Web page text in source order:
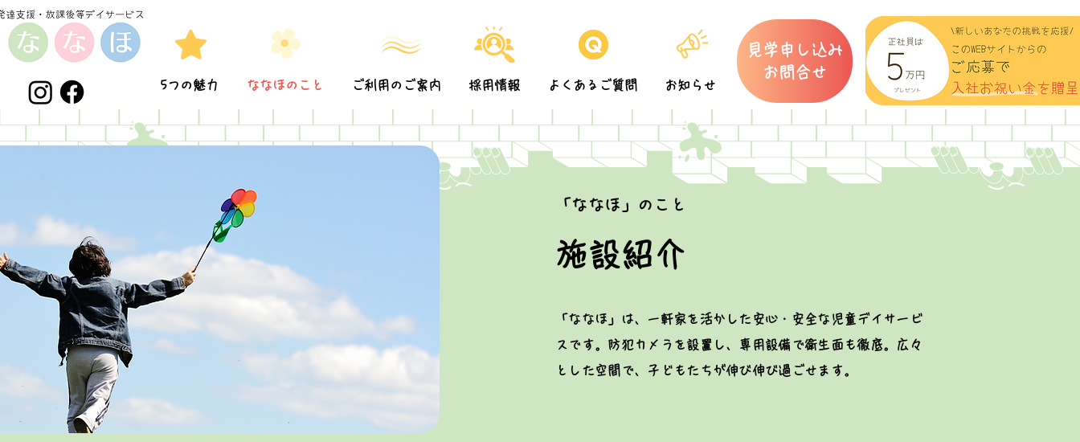
5つの魅力 ななほのこと ご利用のご案内 採用情報 よくあるご質問 お知らせ
見学申し込み
​お問合せ
「ななほ」のこと
施設紹介
「ななほ」は、一軒家を活かした安心・安全な児童デイサービ
スです。防犯カメラを設置し、専用設備で衛生面も徹底。広々
とした空間で、子どもたちが伸び伸び過ごせます。